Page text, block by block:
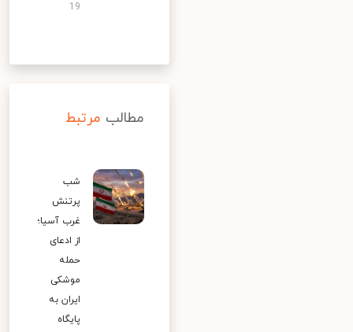
19
مطالب مرتبط
شب
پرتنش
غرب آسیا؛
از ادعای
حمله
موشکی
ایران به
پایگاه